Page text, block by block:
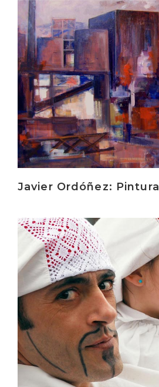
Javier Ordóñez: Pintura
Irakurri
Irakurri